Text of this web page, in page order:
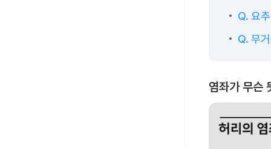
Q. 요
Q. 무
염좌가 무슨